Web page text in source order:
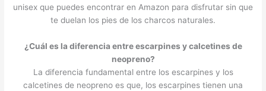
unisex que puedes encontrar en Amazon para disfrutar sin que
te duelan los pies de los charcos naturales.
¿Cuál es la diferencia entre escarpines y calcetines de
neopreno?
La diferencia fundamental entre los escarpines y los
calcetines de neopreno es que, los escarpines tienen una